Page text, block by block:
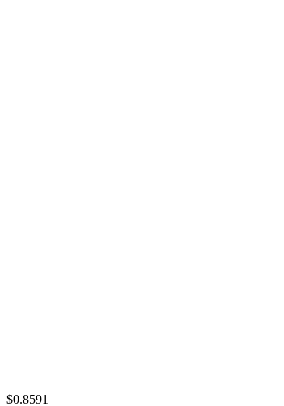
$0.8591